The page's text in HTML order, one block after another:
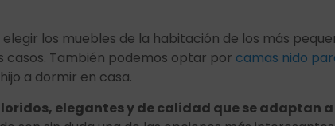
los muebles de la habitación de los más
casos. También podemos optar por camas nido
a dormir en casa.
elegantes y de calidad que se adaptan